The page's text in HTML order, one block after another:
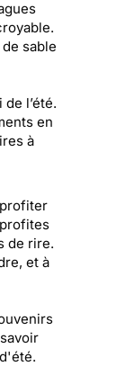
sable
l’été.
en
à
de rire.
et à